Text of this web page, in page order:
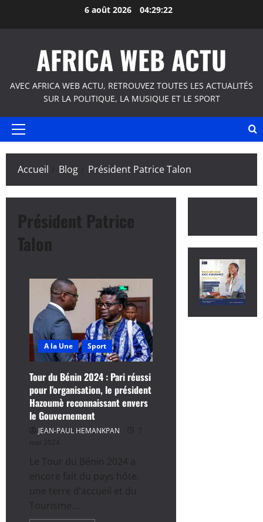
6 août 2026 04:29:22
AFRICA WEB ACTU
AVEC AFRICA WEB ACTU, RETROUVEZ TOUTES LES ACTUALITÉS
SUR LA POLITIQUE, LA MUSIQUE ET LE SPORT
Menu
Accueil Blog Président Patrice Talon
Président Patrice
Talon
A la Une Sport
Tour du Bénin 2024 : Pari réussi
pour l’organisation, le président
Hazoumè reconnaissant envers
le Gouvernement
JEAN-PAUL HEMANKPAN
7
mai 2024
Le Tour du Bénin 2024 a
encore fait du pays hôte,
une terre d’accueil et du
Tourisme....